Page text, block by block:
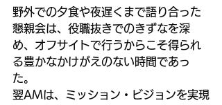
野外での夕食や夜遅くまで語り合った
懇親会は、役職抜きでのきずなを深
め、オフサイトで行うからこそ得られ
る豊かなかけがえのない時間であっ
た。
翌AMは、ミッション・ビジョンを実現